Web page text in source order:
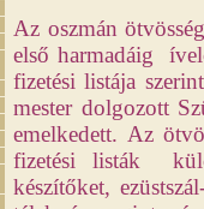
Az oszmán
első harmadáig
fizetési listája
mester dolgozott
emelkedett. Az
fizetési listák
készítőket,